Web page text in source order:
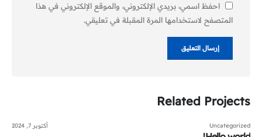
احفظ اسمي، بريدي الإلكتروني، والموقع الإلكتروني في هذا
المتصفح لاستخدامها المرة المقبلة في تعليقي.
Related Projects
Uncategorized أكتوبر 7, 2024